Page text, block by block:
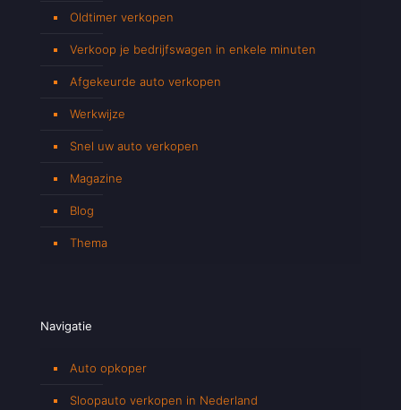
Oldtimer verkopen
Verkoop je bedrijfswagen in enkele minuten
Afgekeurde auto verkopen
Werkwijze
Snel uw auto verkopen
Magazine
Blog
Thema
Navigatie
Auto opkoper
Sloopauto verkopen in Nederland